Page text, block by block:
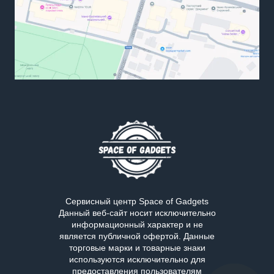
Сервисный центр Space of Gadgets
Данный веб-сайт носит исключительно
информационный характер и не
является публичной офертой. Данные
торговые марки и товарные знаки
используются исключительно для
предоставления пользователям